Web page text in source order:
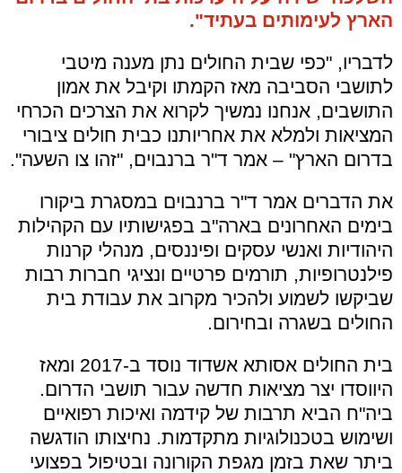
הארץ לעימותים בעתיד".
לדבריו, "כפי שבית החולים נתן מענה מיטבי
לתושבי הסביבה מאז הקמתו וקיבל את אמון
התושבים, אנחנו נמשיך לקרוא את הצרכים הכרחי
המציאות ולמלא את אחריותנו כבית חולים ציבורי
בדרום הארץ" – אמר ד"ר ברנבוים, "זהו צו השעה".
את הדברים אמר ד"ר ברנבוים במסגרת ביקורו
בימים האחרונים בארה"ב בפגישותיו עם הקהילות
היהודיות ואנשי עסקים ופיננסים, מנהלי קרנות
פילנטרופיות, תורמים פרטיים ונציגי חברות רבות
שביקשו לשמוע ולהכיר מקרוב את עבודת בית
החולים בשגרה ובחירום.
בית החולים אסותא אשדוד נוסד ב-2017 ומאז
היווסדו יצר מציאות חדשה עבור תושבי הדרום.
ביה"ח הביא תרבות של קידמה ואיכות רפואיים
ושימוש בטכנולוגיות מתקדמות. נחיצותו הודגשה
ביתר שאת בזמן מגפת הקורונה ובטיפול בפצועי